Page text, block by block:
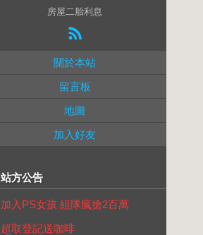
房屋二胎利息
關於本站
留言板
地圖
加入好友
站方公告
加入PS女孩 組隊瘋搶2百萬
超取登記送咖啡